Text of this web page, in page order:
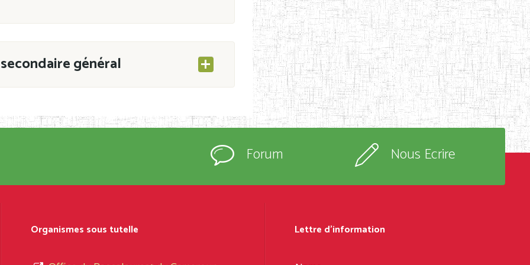
général
CAB du 21 mars 2011 portant ouverture
immatriculés et inscrits au
Forum Nous Ecrire
Organismes sous tutelle Lettre d'information